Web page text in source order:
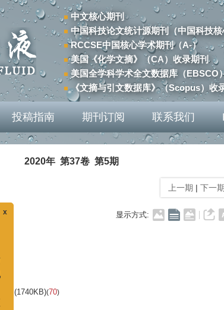
中文核心期刊
中国科技论文统计源期刊（中国科技
RCCSE中国核心学术期刊（A-）
美国《化学文摘》（CA）收录期刊
美国全学科学术全文数据库（EBSCO
《文摘与引文数据库》（Scopus）收
投稿指南 期刊订阅 联系我们
2020年 第37卷 第5期
上一期 | 下一期
显示方式:
PDF (1740KB)(70)